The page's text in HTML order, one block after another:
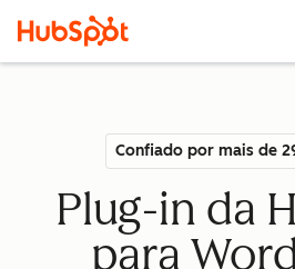
Confiado por mais de
Plug-in da
para